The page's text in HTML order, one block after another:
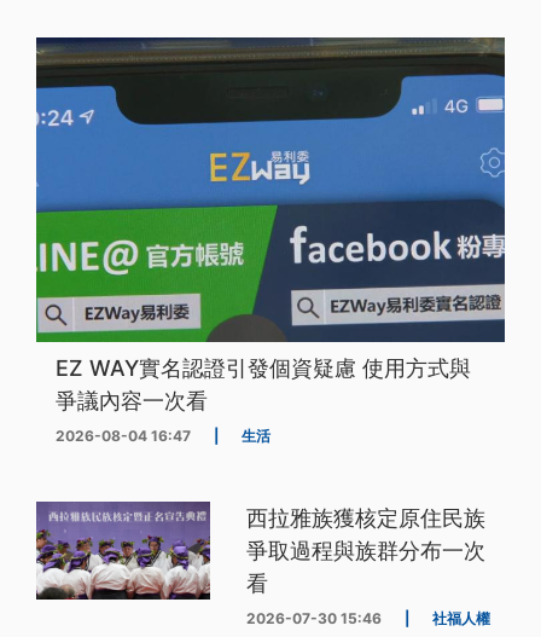
EZ WAY實名認證引發個資疑慮 使用方式與
爭議內容一次看
2026-08-04 16:47 生活
西拉雅族獲核定原住民族
爭取過程與族群分布一次
看
2026-07-30 15:46 社福人權